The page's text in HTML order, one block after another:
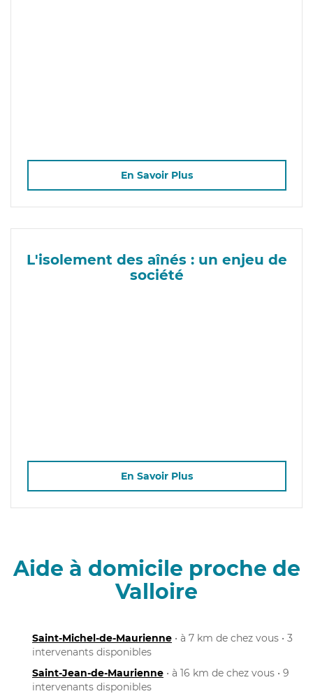
En Savoir Plus
L'isolement des aînés : un enjeu de
société
En Savoir Plus
Aide à domicile proche de
Valloire
Saint-Michel-de-Maurienne • à 7 km de chez vous • 3
intervenants disponibles
Saint-Jean-de-Maurienne • à 16 km de chez vous • 9
intervenants disponibles